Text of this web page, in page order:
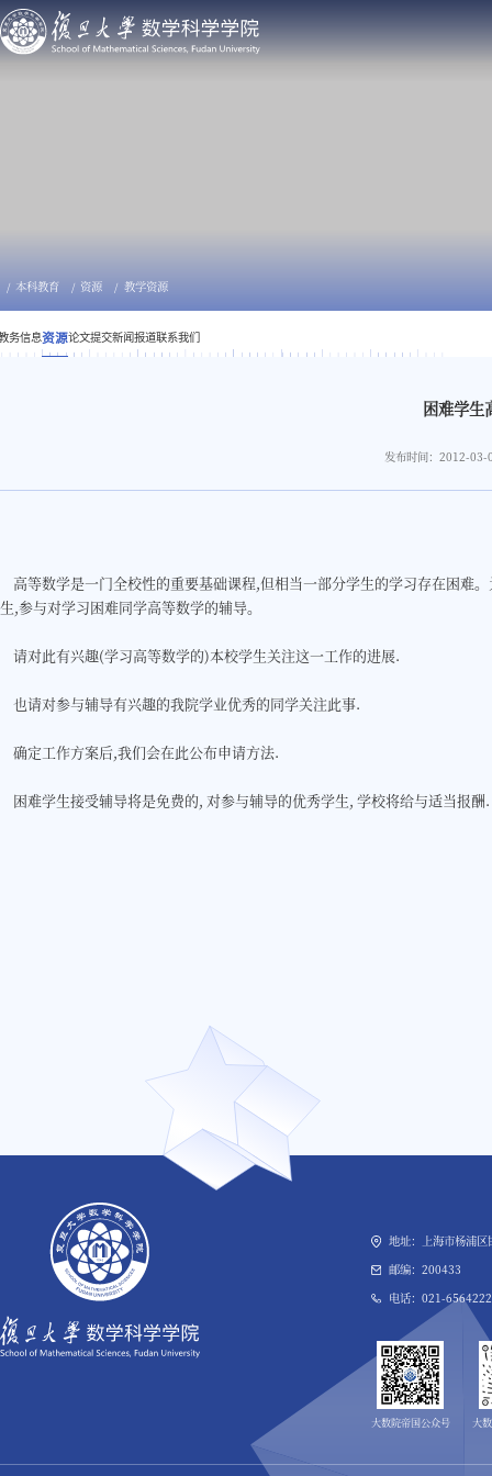
本科教育 资源 教学资源
务信息资源论文提交新闻报道联系我们
困难学生
发布时间：2012-03-
高等数学是一门全校性的重要基础课程,但相当一部分学生的学习存在困难
生,参与对学习困难同学高等数学的辅导。
请对此有兴趣(学习高等数学的)本校学生关注这一工作的进展.
也请对参与辅导有兴趣的我院学业优秀的同学关注此事.
确定工作方案后,我们会在此公布申请方法.
困难学生接受辅导将是免费的, 对参与辅导的优秀学生, 学校将给与适当报酬.
地址：上海市杨浦
邮编：200433
电话：021-
大数院帝国公众号 大